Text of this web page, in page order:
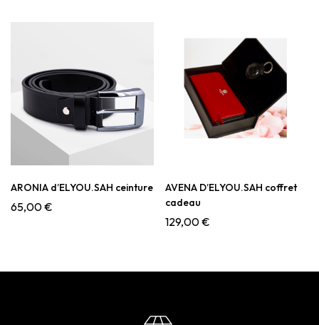
ARONIA d’ELYOU.SAH ceinture
65,00€
AVENA D’ELYOU.SAH coffret
cadeau
129,00€